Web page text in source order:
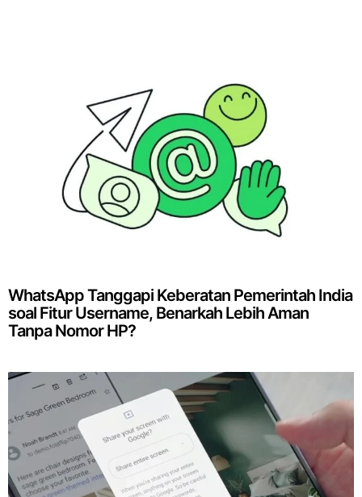
WhatsApp Tanggapi Keberatan Pemerintah India
soal Fitur Username, Benarkah Lebih Aman
Tanpa Nomor HP?